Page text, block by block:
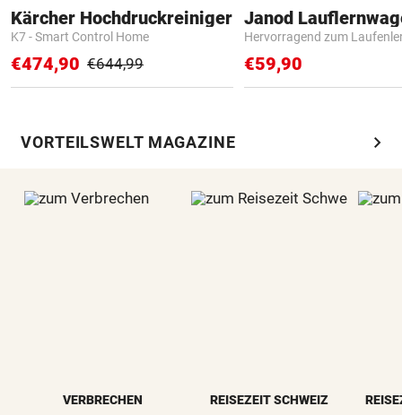
Kärcher Hochdruckreiniger
K7 - Smart Control Home
€474,90 €644,99
Janod
Hervorragend zum
€59,90
VORTEILSWELT MAGAZINE chevron_right
VERBRECHEN REISEZEIT SCHWEIZ